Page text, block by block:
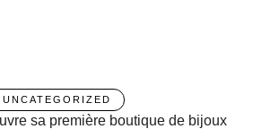
UNCATEGORIZED
sa première boutique de bijoux